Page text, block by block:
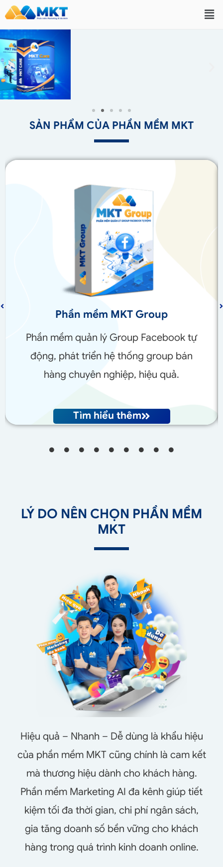
SẢN PHẨM CỦA PHẦN MỀM MKT
Phần mềm MKT Group
Phần mềm quản lý Group Facebook tự
động, phát triển hệ thống group bán
hàng chuyên nghiệp, hiệu quả.
Tìm hiểu thêm
LÝ DO NÊN CHỌN PHẦN MỀM
MKT
Hiệu quả – Nhanh – Dễ dùng là khẩu hiệu
của phần mềm MKT cũng chính là cam kết
mà thương hiệu dành cho khách hàng.
Phần mềm Marketing AI đa kênh giúp tiết
kiệm tối đa thời gian, chi phí ngân sách,
gia tăng doanh số bền vững cho khách
hàng trong quá trình kinh doanh online.